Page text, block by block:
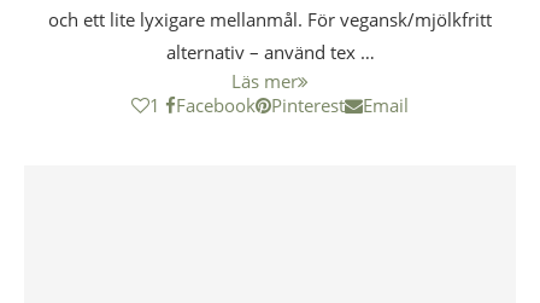
och ett lite lyxigare mellanmål. För vegansk/mjölkfritt
alternativ – använd tex …
Läs mer
1
Facebook Pinterest Email